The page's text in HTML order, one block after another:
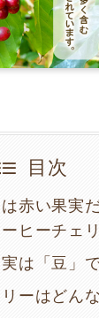
目次
赤い果実
ヒーチェ
は「豆」
ーはどん